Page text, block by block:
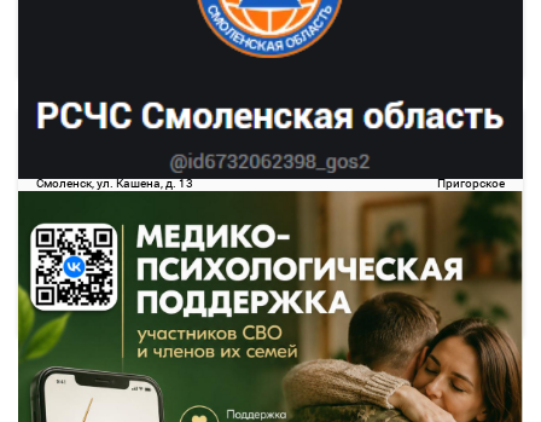
19:10
Смоленск, ул. Кашена, д. 13
09 авг19:30
Пригорское
Детали рейса
Подробнее
о маршруте
85.6 руб.
17 свободных мест
Выбрать